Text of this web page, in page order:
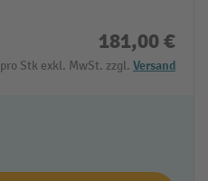
181,00 €
pro Stk exkl. MwSt. zzgl. Versand